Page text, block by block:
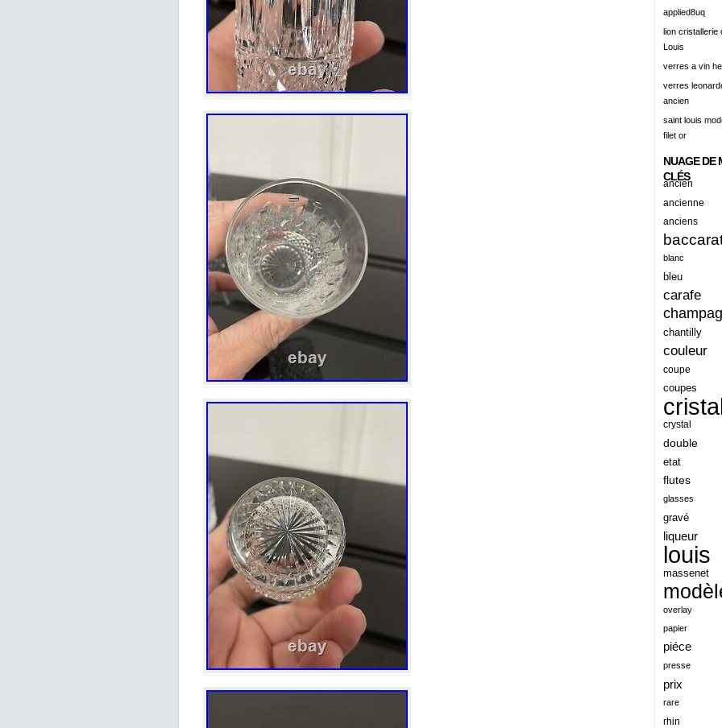
alisation
amazing
america
amiante
ancien
ancienes
ancienne
anciennes
anciens
ancient
anecdotes
angeles
angoul
animaux
antique
antiquite
apollo
applaudis
arch
architecture
ariel
armonica
arta
applied8uq
lion cristallerie
Louis
verres a vin
verres
ancien
saint louis
filet or
NUAGE DE
CLÉS
ancien
ancienne
anciens
blanc
bleu
carafe
chantilly
couleur
coupe
coupes
crystal
double
etat
flutes
glasses
gravé
liqueur
louis
massenet
overlay
papier
piéce
presse
prix
rare
rhin